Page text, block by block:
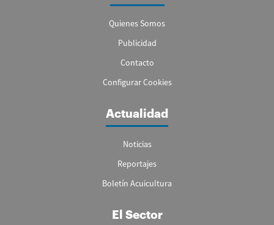
Quienes Somos
Publicidad
Contacto
Configurar Cookies
Actualidad
Noticias
Reportajes
Boletín Acuicultura
El Sector